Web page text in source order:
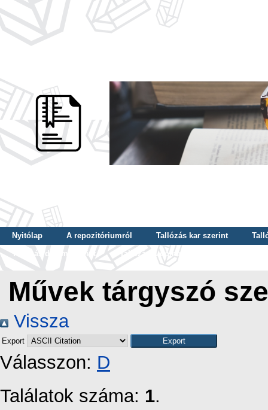
Nyitólap A repozitóriumról Tallózás kar szerint
Tallózás dátum szerint
Tallózás tudományterület szerint
Művek tárgyszó
Vissza
Export
Válasszon: D
Találatok száma: 1.